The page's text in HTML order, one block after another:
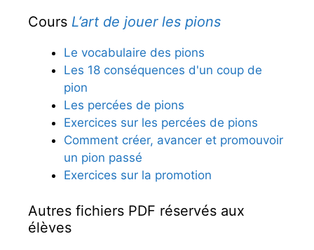
Cours L’art de jouer les pions
Le vocabulaire des pions
Les 18 conséquences d'un coup de
pion
Les percées de pions
Exercices sur les percées de pions
Comment créer, avancer et promouvoir
un pion passé
Exercices sur la promotion
Autres fichiers PDF réservés aux
élèves